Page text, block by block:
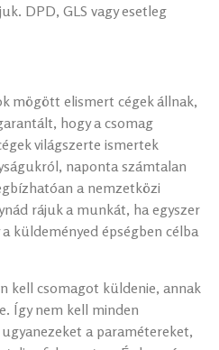
DPD, GLS vagy esetleg
mögött elismert cégek állnak,
hogy a csomag
világszerte ismertek
naponta számtalan
a nemzetközi
rájuk a munkát, ha egyszer
küldeményed épségben célba
kell csomagot küldenie, annak
Így nem kell minden
a paramétereket,